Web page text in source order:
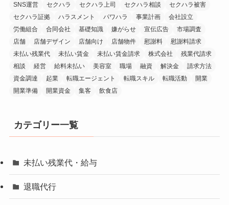
SNS運営 セクハラ セクハラ上司 セクハラ相談
セクハラ被害
セクハラ証拠
ハラスメント パワハラ 事業計画
会社設立
労働組合
合同会社 基礎知識 嫌がらせ 宣伝広告
市場調査
店舗
店舗デザイン 店舗向け 店舗物件 慰謝料
慰謝料請求
未払い残業代
未払い賃金 未払い賃金請求 株式会社
残業代請求
相談
経営 給料未払い 美容室 職場 融資 解決金
請求方法
資金調達
起業 転職エージェント 転職スキル 転職活動
開業
開業準備
開業資金 集客 飲食店
カテゴリー一覧
未払い残業代・給与
退職代行